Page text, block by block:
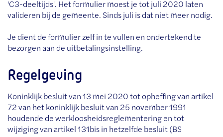
'C3-deeltijds'. Het formulier moest je tot juli 2020 laten
valideren bij de gemeente. Sinds juli is dat niet meer nodig.
Je dient de formulier zelf in te vullen en ondertekend te
bezorgen aan de uitbetalingsinstelling.
Regelgeving
Koninklijk besluit van 13 mei 2020 tot opheffing van artikel
72 van het koninklijk besluit van 25 november 1991
houdende de werkloosheidsreglementering en tot
wijziging van artikel 131bis in hetzelfde besluit (BS